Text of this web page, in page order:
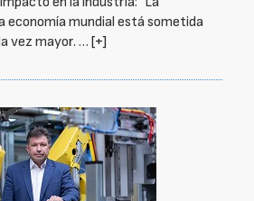
economía mundial está sometida
vez mayor. … [+]